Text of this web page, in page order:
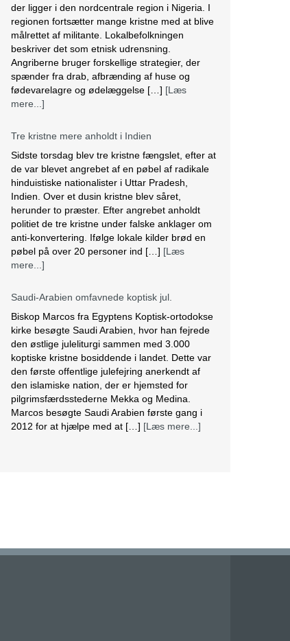
der ligger i den nordcentrale region i Nigeria. I
regionen fortsætter mange kristne med at blive
målrettet af militante. Lokalbefolkningen
beskriver det som etnisk udrensning.
Angriberne bruger forskellige strategier, der
spænder fra drab, afbrænding af huse og
fødevarelagre og ødelæggelse […] [Læs
mere...]
Tre kristne mere anholdt i Indien
Sidste torsdag blev tre kristne fængslet, efter at
de var blevet angrebet af en pøbel af radikale
hinduistiske nationalister i Uttar Pradesh,
Indien. Over et dusin kristne blev såret,
herunder to præster. Efter angrebet anholdt
politiet de tre kristne under falske anklager om
anti-konvertering. Ifølge lokale kilder brød en
pøbel på over 20 personer ind […] [Læs
mere...]
Saudi-Arabien omfavnede koptisk jul.
Biskop Marcos fra Egyptens Koptisk-ortodokse
kirke besøgte Saudi Arabien, hvor han fejrede
den østlige juleliturgi sammen med 3.000
koptiske kristne bosiddende i landet. Dette var
den første offentlige julefejring anerkendt af
den islamiske nation, der er hjemsted for
pilgrimsfærdsstederne Mekka og Medina.
Marcos besøgte Saudi Arabien første gang i
2012 for at hjælpe med at […] [Læs mere...]
homoseksuelle par at gifte sig. Det lesbiske par